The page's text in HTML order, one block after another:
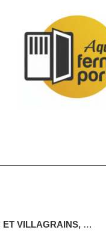
VILLAGRAINS, …